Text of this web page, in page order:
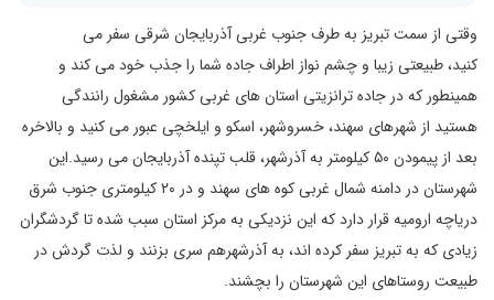
وقتی از سمت تبریز به طرف جنوب غربی آذربایجان شرقی سفر می
کنید، طبیعتی زیبا و چشم نواز اطراف جاده شما را جذب خود می کند و
همینطور که در جاده ترانزیتی استان های غربی کشور مشغول رانندگی
هستید از شهرهای سهند، خسروشهر، اسکو و ایلخچی عبور می کنید و بالاخره
بعد از پیمودن ۵۰ کیلومتر به آذرشهر، قلب تپنده آذربایجان می رسید.این
شهرستان در دامنه شمال غربی کوه های سهند و در ۲۰ کیلومتری جنوب شرق
دریاچه ارومیه قرار دارد که این نزدیکی به مرکز استان سبب شده تا گردشگران
زیادی که به تبریز سفر کرده اند، به آذرشهرهم سری بزنند و لذت گردش در
طبیعت روستاهای این شهرستان را بچشند.